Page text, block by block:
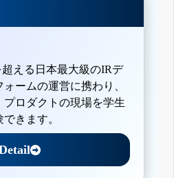
超える日本最大級のIRデ
ームの運営に携わり、
プロダクトの現場を学生
きます。